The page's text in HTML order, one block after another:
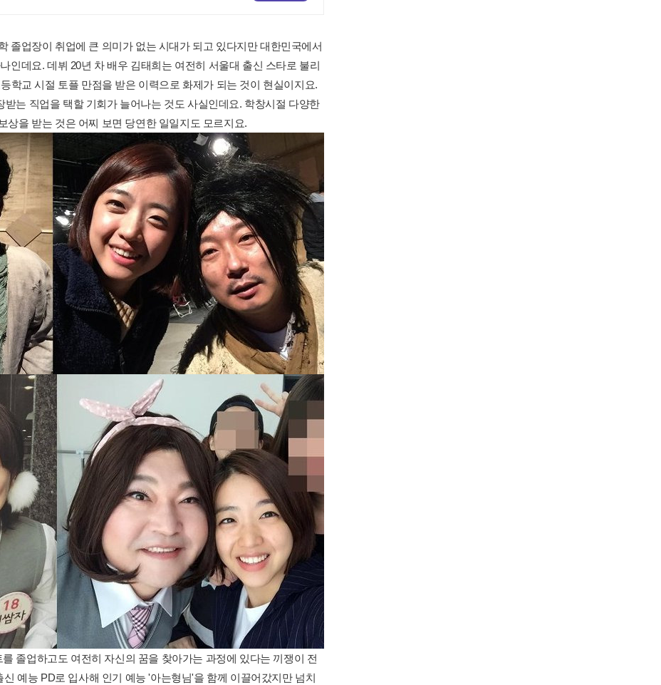
졸업장이 취업에 큰 의미가 없는 시대가 되고 있다지만 대한민국에서
인데요. 데뷔 20년 차 배우 김태희는 여전히 서울대 출신 스타로 불리
학교 시절 토플 만점을 받은 이력으로 화제가 되는 것이 현실이지요.
는 직업을 택할 기회가 늘어나는 것도 사실인데요. 학창시절 다양한
상을 받는 것은 어찌 보면 당연한 일일지도 모르지요.
졸업하고도 여전히 자신의 꿈을 찾아가는 과정에 있다는 끼쟁이 전
예능 PD로 입사해 인기 예능 '아는형님'을 함께 이끌어갔지만 넘치